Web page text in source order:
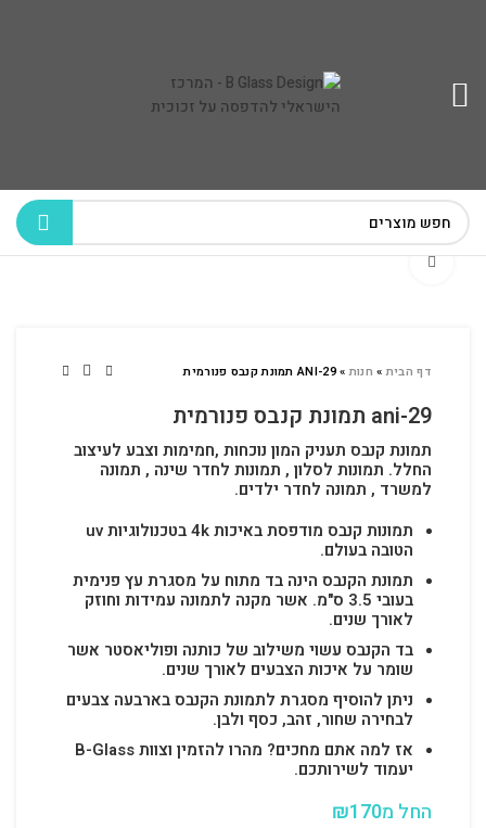
לחץ להגדלה
דף הבית» חנות»ANI-29 תמונת קנבס פנורמית
ani-29 תמונת קנבס פנורמית
תמונת קנבס תעניק המון נוכחות ,חמימות וצבע לעיצוב
החלל. תמונות לסלון , תמונות לחדר שינה , תמונה
למשרד , תמונה לחדר ילדים.
תמונות קנבס מודפסת באיכות 4k בטכנולוגיות uv
הטובה בעולם.
תמונת הקנבס הינה בד מתוח על מסגרת עץ פנימית
בעובי 3.5 ס"מ. אשר מקנה לתמונה עמידות וחוזק
לאורך שנים.
בד הקנבס עשוי משילוב של כותנה ופוליאסטר אשר
שומר על איכות הצבעים לאורך שנים.
ניתן להוסיף מסגרת לתמונת הקנבס בארבעה צבעים
לבחירה שחור, זהב, כסף ולבן.
אז למה אתם מחכים? מהרו להזמין וצוות B-Glass
יעמוד לשירותכם.
החל מ ₪170